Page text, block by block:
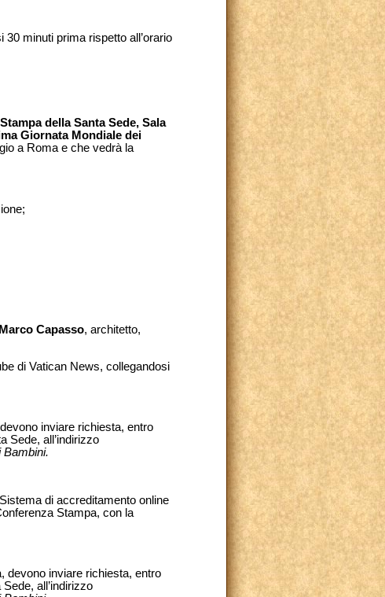
minuti prima rispetto all’orario
della Santa Sede, Sala
Giornata Mondiale dei
a Roma e che vedrà la
Marco Capasso, architetto,
di Vatican News, collegandosi
inviare richiesta, entro
Sede, all’indirizzo
Bambini.
di accreditamento online
Stampa, con la
devono inviare richiesta, entro
all’indirizzo